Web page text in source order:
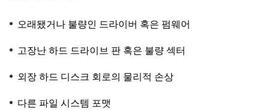
오래됐거나 불량인 드라이버 혹은 펌웨어
고장난 하드 드라이브 판 혹은 불량 섹터
외장 하드 디스크 회로의 물리적 손상
다른 파일 시스템 포맷